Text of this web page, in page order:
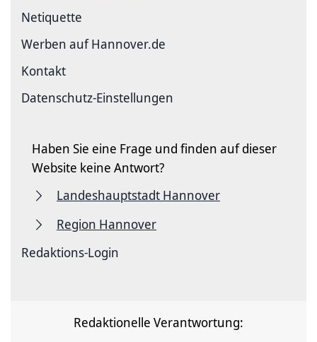
Netiquette
Werben auf Hannover.de
Kontakt
Datenschutz-Einstellungen
Haben Sie eine Frage und finden auf dieser
Website keine Antwort?
Landeshauptstadt Hannover
Region Hannover
Redaktions-Login
Redaktionelle Verantwortung: